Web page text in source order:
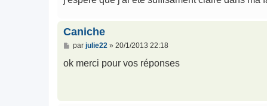
Caniche
M
s
par julie22» 20/1/2013 22:18
ok merci pour vos réponses